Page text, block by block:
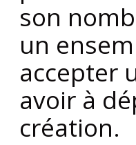
son
un
accepter
avoir à
création.